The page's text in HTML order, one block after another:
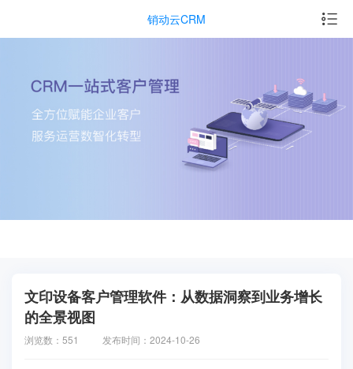
销动云CRM
文印设备客户管理软件：从数据洞察到业务增长
的全景视图
浏览数：551 发布时间：2024-10-26